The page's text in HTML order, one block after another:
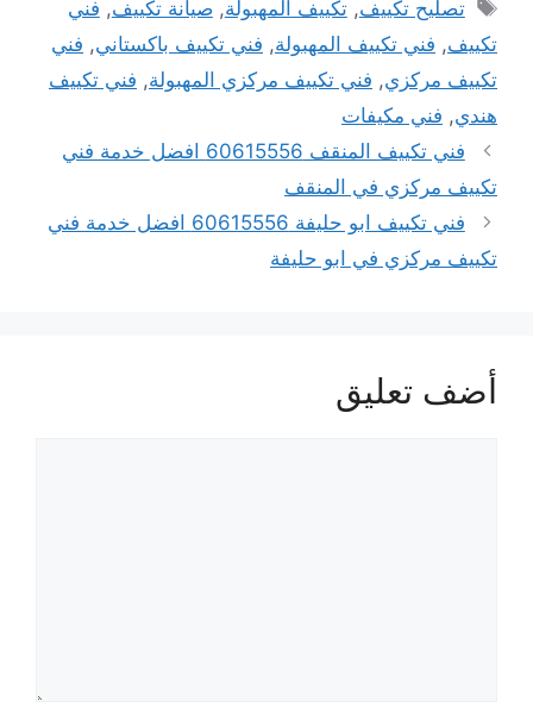
تصليح تكييف,تكييف المهبولة,صيانة تكييف, فني
تكييف, فني تكييف المهبولة, فني تكييف باكستاني, فني
تكييف مركزي, فني تكييف مركزي المهبولة, فني تكييف
هندي, فني مكيفات
فني تكييف المنقف 60615556 افضل خدمة فني
تكييف مركزي في المنقف
فني تكييف ابو حليفة 60615556 افضل خدمة فني
تكييف مركزي في ابو حليفة
أضف تعليق